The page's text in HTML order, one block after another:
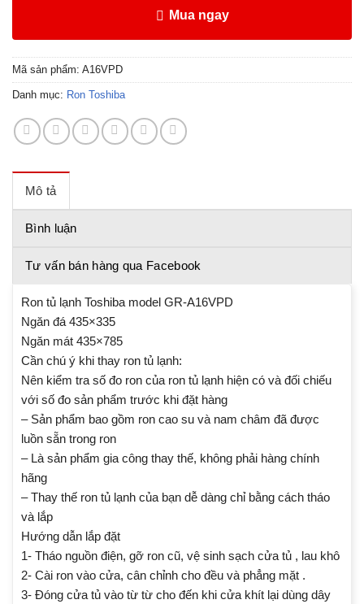
Mua ngay
Mã sản phẩm: A16VPD
Danh mục: Ron Toshiba
Mô tả
Bình luận
Tư vấn bán hàng qua Facebook
Ron tủ lạnh Toshiba model GR-A16VPD
Ngăn đá 435×335
Ngăn mát 435×785
Cần chú ý khi thay ron tủ lạnh:
Nên kiểm tra số đo ron của ron tủ lạnh hiện có và đối chiếu
với số đo sản phẩm trước khi đặt hàng
– Sản phẩm bao gồm ron cao su và nam châm đã được
luồn sẵn trong ron
– Là sản phẩm gia công thay thế, không phải hàng chính
hãng
– Thay thế ron tủ lạnh của bạn dễ dàng chỉ bằng cách tháo
và lắp
Hướng dẫn lắp đặt
1- Tháo nguồn điện, gỡ ron cũ, vệ sinh sạch cửa tủ , lau khô
2- Cài ron vào cửa, cân chỉnh cho đều và phẳng mặt .
3- Đóng cửa tủ vào từ từ cho đến khi cửa khít lại dùng dây